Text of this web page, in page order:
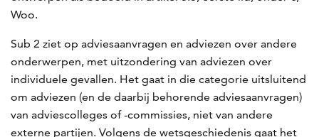
Woo.
Sub 2 ziet op adviesaanvragen en adviezen over andere
onderwerpen, met uitzondering van adviezen over
individuele gevallen. Het gaat in die categorie uitsluitend
om adviezen (en de daarbij behorende adviesaanvragen)
van adviescolleges of -commissies, niet van andere
externe partijen. Volgens de wetsgeschiedenis gaat het